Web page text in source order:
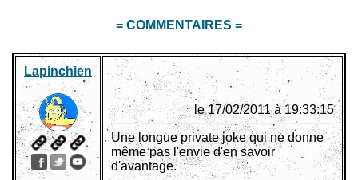
= COMMENTAIRES =
Lapinchien
le 17/02/2011 à 19:33:15
Une longue private joke qui ne donne
même pas l'envie d'en savoir
d'avantage.